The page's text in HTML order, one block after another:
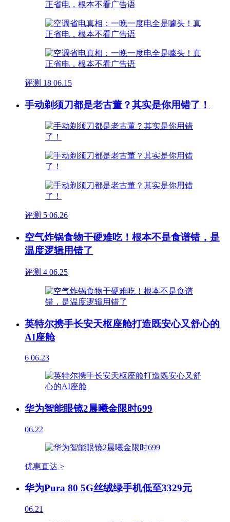
评测 18 06.15
手动剃须刀都是老古董？其实是你用错了！
评测 5 06.26
空气炸锅食物干硬难吃！根本不是食谱错，是
温度逻辑用错了
评测 4 06.25
英特尔携手长安天枢座舱打造既安心又舒心的
AI座舱
6 06.23
华为智能眼镜2晨曦金限时699
06.22
优惠直达 >
华为Pura 80 5G丝绒绿手机低至3329元
06.21